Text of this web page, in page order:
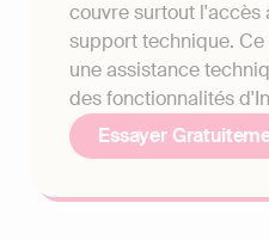
couvre surtout l'accès
support technique.
une assistance
des fonctionnalités
Essayer